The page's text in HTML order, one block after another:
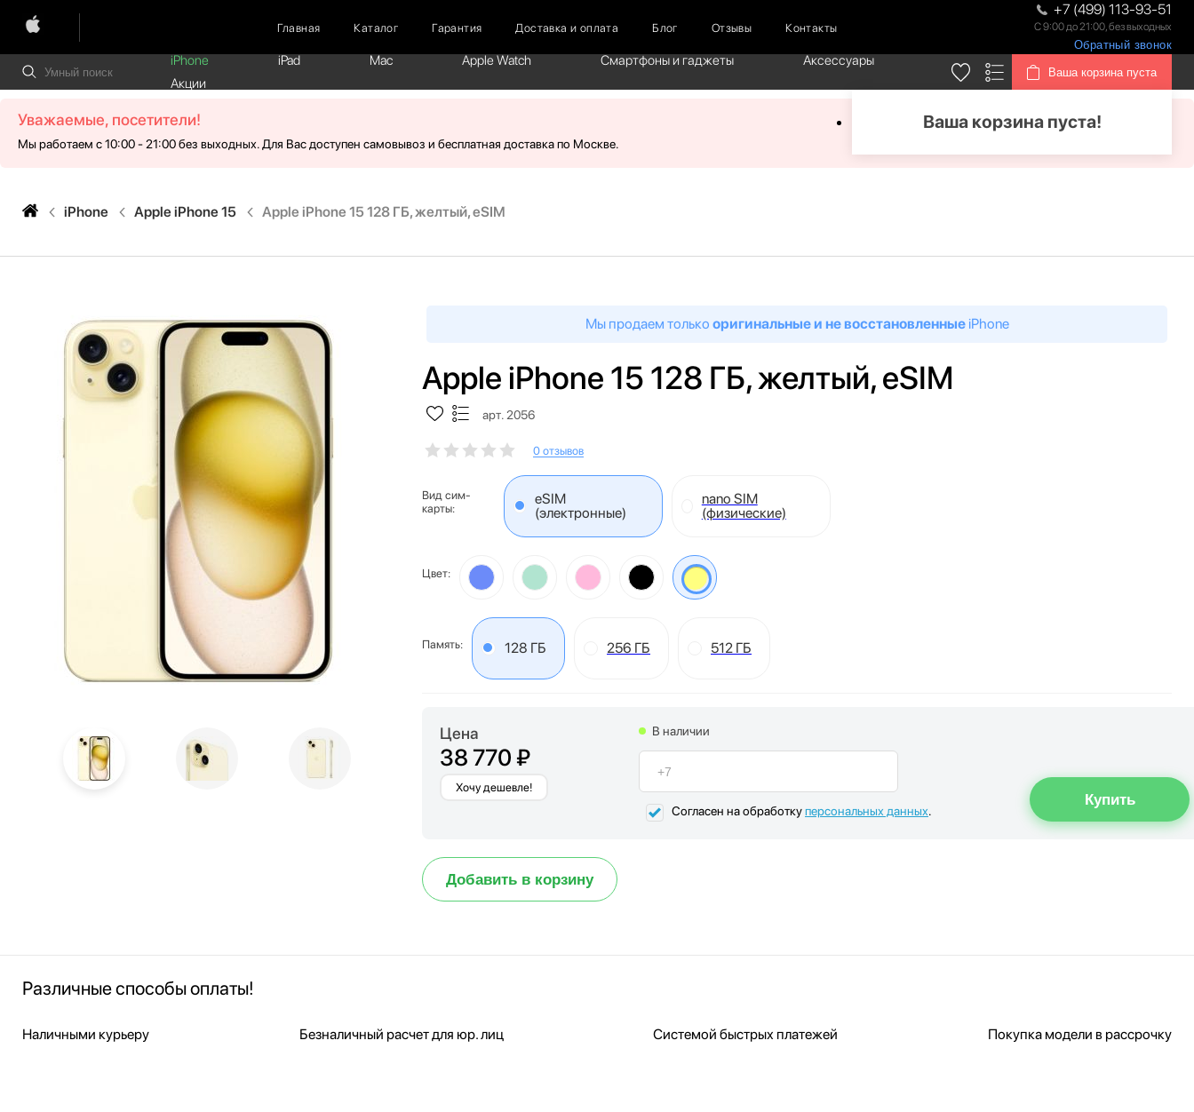
Главная Каталог Гарантия Доставка и оплата Блог Отзывы Контакты
+7 (499) 113-93-51
С 9:00 до 21:00, без выходных
Обратный звонок
iPhone iPad Mac Apple Watch Смартфоны и гаджеты
Аксессуары
Акции
Ваша корзина пуста
Ваша корзина пуста!
Уважаемые, посетители!
Мы работаем с 10:00 - 21:00 без выходных. Для Вас доступен самовывоз и бесплатная доставка по Москве.
iPhone Apple iPhone 15 Apple iPhone 15 128 ГБ, желтый, eSIM
Мы продаем только оригинальные и не восстановленныеiPhone
Apple iPhone 15 128 ГБ, желтый, eSIM
арт. 2056
0 отзывов
Вид сим-
карты:
eSIM
(электронные)
nano SIM
(физические)
Цвет:
Память: 128 ГБ 256 ГБ 512 ГБ
Цена
38 770 ₽
Хочу дешевле!
В наличии
Согласен на обработкуперсональных данных.
Добавить в корзину
Различные способы оплаты!
Наличными курьеру Безналичный расчет для юр. лиц Системой быстрых платежей Покупка модели в рассрочку